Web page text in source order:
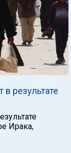
результате
Ирака,